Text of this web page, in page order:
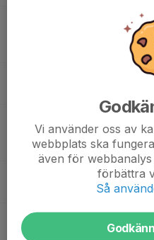
Match mot IFK
Västerhejde IP
Sammandrag
15:45
Division 4 Herrar
Fårösund IP
Visby Bois lag 2
Rävhagen
15:20
Sommarcup-
Vi använder oss av
webbplats ska
även för
förbättra
Så